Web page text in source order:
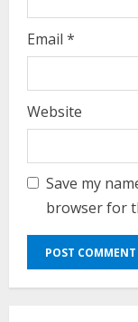
Email *
Website
Save my
browser for